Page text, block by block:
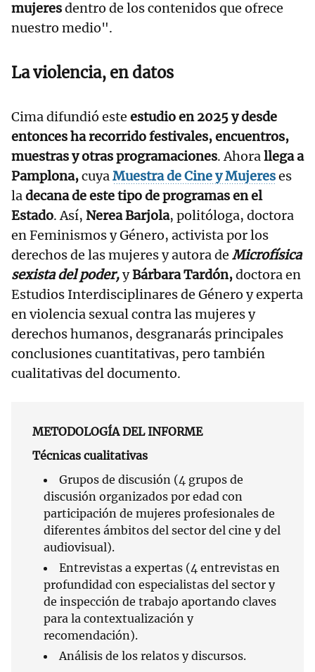
mujeresdentro de los contenidos que ofrece
nuestro medio".
La violencia, en datos
Cima difundió este estudio en 2025 y desde
entonces ha recorrido festivales, encuentros,
muestras y otras programaciones. Ahorallega a
Pamplona,cuyaMuestra de Cine y Mujereses
ladecana de este tipo de programas en el
Estado. Así, Nerea Barjola, politóloga, doctora
en Feminismos y Género, activista por los
derechos de las mujeres y autora de Microfísica
sexista del poder,yBárbara Tardón,doctora en
Estudios Interdisciplinares de Género y experta
en violencia sexual contra las mujeres y
derechos humanos, desgranarás principales
conclusiones cuantitativas, pero también
cualitativas del documento.
METODOLOGÍA DEL INFORME
Técnicas cualitativas
Grupos de discusión (4 grupos de
discusión organizados por edad con
participación de mujeres profesionales de
diferentes ámbitos del sector del cine y del
audiovisual).
Entrevistas a expertas (4 entrevistas en
profundidad con especialistas del sector y
de inspección de trabajo aportando claves
para la contextualización y
recomendación).
Análisis de los relatos y discursos.